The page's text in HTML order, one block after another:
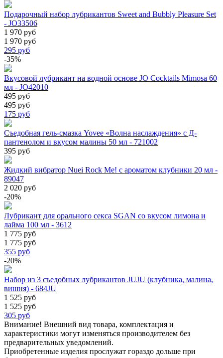
Подарочный набор лубрикантов Sweet and Bubbly Pleasure Set
- JO33506
1 970 руб
1 970 руб
295 руб
-35%
Вкусовой лубрикант на водной основе JO Cocktails Mimosa 60
мл - JO42010
495 руб
495 руб
175 руб
Съедобная гель-смазка Yovee «Волна наслаждения» с Д-
пантенолом и вкусом малины 50 мл - 721002
395 руб
Жидкий вибратор Nuei Rock Me! с ароматом клубники 20 мл -
89047
2 020 руб
-20%
Лубрикант для орального секса SGAN со вкусом лимона и
лайма 100 мл - 3612
1 775 руб
1 775 руб
355 руб
-20%
Набор из 3 съедобных лубрикантов JUJU (клубника, малина,
вишня) - 684JU
1 525 руб
1 525 руб
305 руб
Внимание! Внешний вид товара, комплектация и
характеристики могут изменяться производителем без
предварительных уведомлений.
Приобретенные изделия прослужат гораздо дольше при